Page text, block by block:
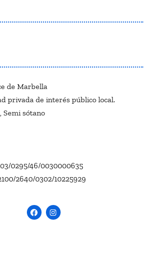
de Marbella
privada de interés público local.
Semi sótano
0295/46/0030000635
2640/0302/10225929